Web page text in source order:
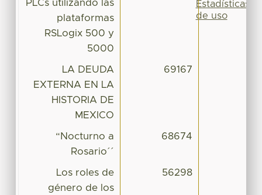
PLCs utilizando las
plataformas
RSLogix 500 y
5000
LA DEUDA
EXTERNA EN LA
HISTORIA DE
MEXICO
69167
“Nocturno a
Rosario´´
68674
Los roles de
género de los
56298
Estadísticas
de uso